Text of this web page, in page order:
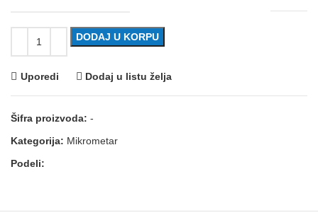
DODAJ U KORPU
Uporedi Dodaj u listu želja
Šifra proizvoda: -
Kategorija: Mikrometar
Podeli: